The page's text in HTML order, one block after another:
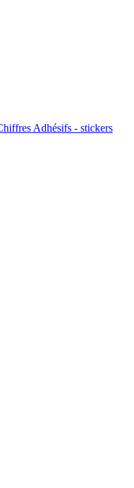
Adhésifs - stickers